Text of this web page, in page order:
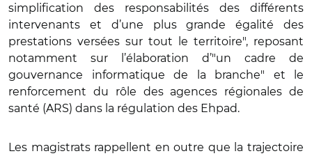
simplification des responsabilités des différents
intervenants et d’une plus grande égalité des
prestations versées sur tout le territoire", reposant
notamment sur l’élaboration d’"un cadre de
gouvernance informatique de la branche" et le
renforcement du rôle des agences régionales de
santé (ARS) dans la régulation des Ehpad.
Les magistrats rappellent en outre que la trajectoire